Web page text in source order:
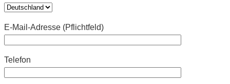
E-Mail-Adresse (Pflichtfeld)
Telefon